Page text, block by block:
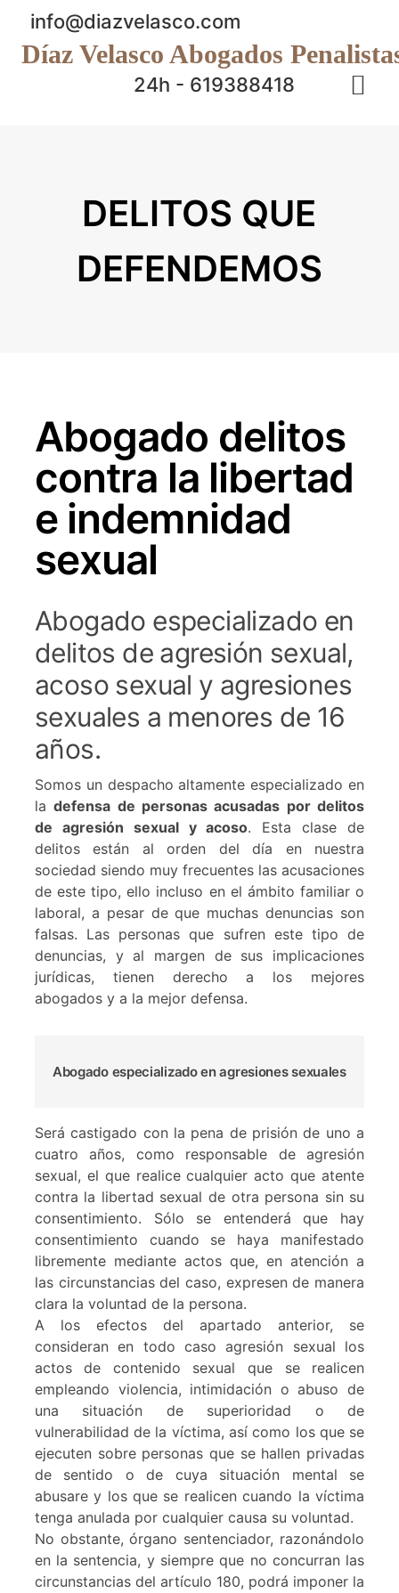
info@diazvelasco.com
Díaz Velasco Abogados
24h - 619388418
DELITOS QUE
DEFENDEMOS
Abogado delitos
contra la libertad
e indemnidad
sexual
Abogado especializado en
delitos de agresión sexual,
acoso sexual y agresiones
sexuales a menores de 16
años.
Somos un despacho altamente especializado en
ladefensa de personas acusadas por delitos
de agresión sexual y acoso. Esta clase de
delitos están al orden del día en nuestra
sociedad siendo muy frecuentes las acusaciones
de este tipo, ello incluso en el ámbito familiar o
laboral, a pesar de que muchas denuncias son
falsas. Las personas que sufren este tipo de
denuncias, y al margen de sus implicaciones
jurídicas, tienen derecho a los mejores
abogados y a la mejor defensa.
Abogado especializado en agresiones sexuales
Será castigado con la pena de prisión de uno a
cuatro años, como responsable de agresión
sexual, el que realice cualquier acto que atente
contra la libertad sexual de otra persona sin su
consentimiento. Sólo se entenderá que hay
consentimiento cuando se haya manifestado
libremente mediante actos que, en atención a
las circunstancias del caso, expresen de manera
clara la voluntad de la persona.
A los efectos del apartado anterior, se
consideran en todo caso agresión sexual los
actos de contenido sexual que se realicen
empleando violencia, intimidación o abuso de
una situación de superioridad o de
vulnerabilidad de la víctima, así como los que se
ejecuten sobre personas que se hallen privadas
de sentido o de cuya situación mental se
abusare y los que se realicen cuando la víctima
tenga anulada por cualquier causa su voluntad.
No obstante, órgano sentenciador, razonándolo
en la sentencia, y siempre que no concurran las
circunstancias del artículo 180, podrá imponer la